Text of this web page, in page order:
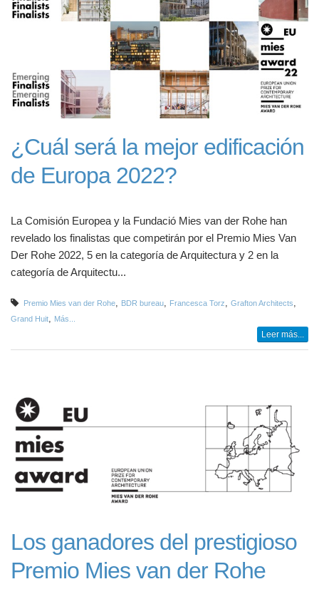
¿Cuál será la mejor edificación
de Europa 2022?
La Comisión Europea y la Fundació Mies van der Rohe han
revelado los finalistas que competirán por el Premio Mies Van
Der Rohe 2022, 5 en la categoría de Arquitectura y 2 en la
categoría de Arquitectu...
Premio Mies van der Rohe, BDR bureau, Francesca Torz, Grafton Architects,
Grand Huit, Más...
Leer más...
Los ganadores del prestigioso
Premio Mies van der Rohe